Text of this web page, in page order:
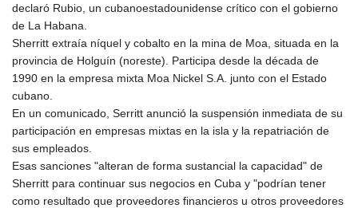
declaró Rubio, un cubanoestadounidense crítico con el gobierno
de La Habana.
Sherritt extraía níquel y cobalto en la mina de Moa, situada en la
provincia de Holguín (noreste). Participa desde la década de
1990 en la empresa mixta Moa Nickel S.A. junto con el Estado
cubano.
En un comunicado, Serritt anunció la suspensión inmediata de su
participación en empresas mixtas en la isla y la repatriación de
sus empleados.
Esas sanciones "alteran de forma sustancial la capacidad" de
Sherritt para continuar sus negocios en Cuba y "podrían tener
como resultado que proveedores financieros u otros proveedores